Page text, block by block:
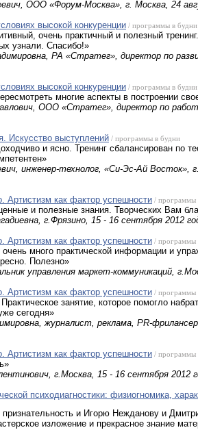
ООО «Форум-Москва», г. Москва, 24
высокой конкуренции / программы в будни
очень практичный и полезный
узнали. Спасибо!»
РА «Стратег», директор по
высокой конкуренции / программы в будни
многие аспекты в построении
ООО «Стратег», директор по
Искусство выступлений / программы в будни
и ясно. Тренинг сбалансирован по
инженер-технолог, «Си-Эс-Ай Восток»,
Артистизм как фактор успешности / программы
и полезные знания. Творческих Вам
г.Фрязино, 15 - 16 сентября 2012
Артистизм как фактор успешности / программы
очень много практической информации и
Полезно»
управления маркет-коммуникаций,
Артистизм как фактор успешности / программы
занятие, которое помогло
сегодня»
журналист, реклама, PR-
Артистизм как фактор успешности / программы
г.Москва, 15 - 16 сентября 2012
психодиагностики: физиогномика,
и Игорю Нежданову и
изложение и прекрасное знание